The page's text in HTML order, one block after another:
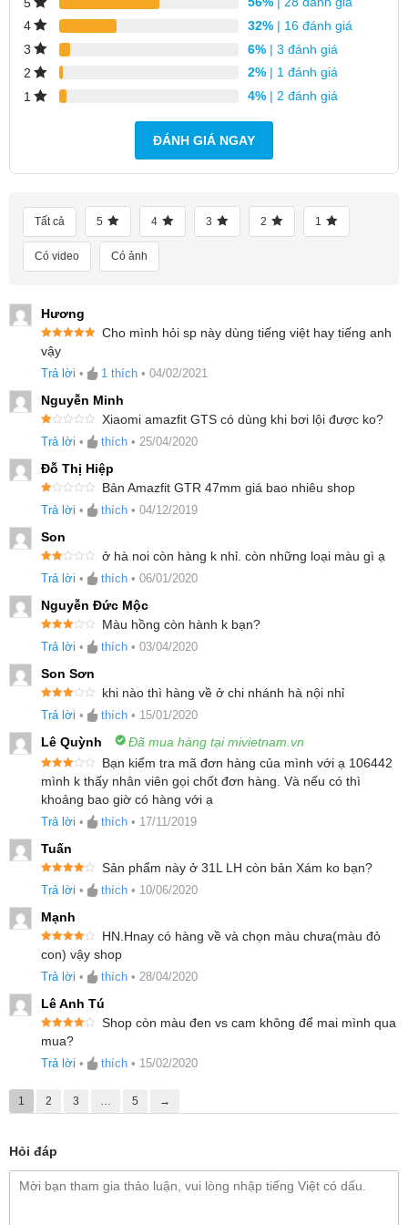
Nét, Độ Sáng Cao, Chống Va Đập,
Trầy Xước Tốt
hiện đại nhất hiện nay. Với công nghệ màn hình
màu AMOLED Super Retina(Active Matrix
Organic Light Emitting Diode – màn hình phát
quang hữu cơ ma trận động)
điều khiển bởi dòng điện, cho phép chúng tự phát
sáng, nhờ đó sẽ tiết kiệm pin hơn khi màn hình
hoạt động. Thêm vào đó, màn hình AMOLED có
độ tương phản rất cao, độ phân giải 348×442
tương đương với mật độ điểm ảnh 341 PPI, màu
đen được thể hiện rất đậm và sâu, hình ảnh hiển
thị rõ ràng, sắc nét, độ sáng cao, độ bão hòa màu
tốt. Dải màu trên màn hình này cũng rất rộng đạt
đến 100% NTSC, bạn có thể dễ dàng lựa chọn
màu sắc rực rỡ hoặc nhẹ dịu tùy vào nhu cầu và
sở thích riêng. Đồng thời, công nghệ màn hình
AMOLED có khả năng chống xước, chịu đựng
lực tác động tốt, gia tăng độ bền của thiết bị dưới
các tác động, va chạm cơ học từ môi trường
xung quanh.
Sản phẩm liên quan:
Đồng Hồ Thông Minh Amazfit GTS 2 ( Phiên
4
32% | 16 đánh giá
3
6% | 3 đánh giá
2
2% | 1 đánh giá
1
4% | 2 đánh giá
ĐÁNH GIÁ NGAY
Tất cả 5 4 3 2 1
Có video Có ảnh
Hương
Được xếp
hạng
sao
Cho mình hỏi sp này dùng tiếng việt hay tiếng anh
vậy
Trả lời • 1 thích • 04/02/2021
Nguyễn Minh
ư
xế
p
hạ
n
g
1
s
ao
Xiaomi amazfit GTS có dùng khi bơi lội được ko?
Trả lời • thích • 25/04/2020
Đỗ Thị Hiệp
ư
xế
p
hạ
n
g
1
s
ao
Bản Amazfit GTR 47mm giá bao nhiêu shop
Trả lời • thích • 04/12/2019
Son
c
hạng
25
sao
ở hà noi còn hàng k nhỉ. còn những loại màu gì ạ
Trả lời • thích • 06/01/2020
Nguyễn Đức Mộc
xếp
5 sao
Màu hồng còn hành k bạn?
Trả lời • thích • 03/04/2020
Son Sơn
xếp
5 sao
khi nào thì hàng về ở chi nhánh hà nội nhỉ
Trả lời • thích • 15/01/2020
Lê Quỳnh Đã mua hàng tại mivietnam.vn
Được
xếp
hạng3
Bạn kiểm tra mã đơn hàng của mình với ạ 106442
mình k thấy nhân viên gọi chốt đơn hàng. Và nếu có thì
khoảng bao giờ có hàng với ạ
Trả lời • thích • 17/11/2019
Tuấn
hạng45
Sản phẩm này ở 31L LH còn bản Xám ko bạn?
Trả lời • thích • 10/06/2020
Mạnh
Được xếp
hạng4
5
sao
HN.Hnay có hàng về và chọn màu chưa(màu đỏ
con) vậy shop
Trả lời • thích • 28/04/2020
Lê Anh Tú
Được xếp
hạng45
sao
Shop còn màu đen vs cam không để mai mình qua
mua?
Trả lời • thích • 15/02/2020
1 2 3 … 5 →
Hỏi đáp